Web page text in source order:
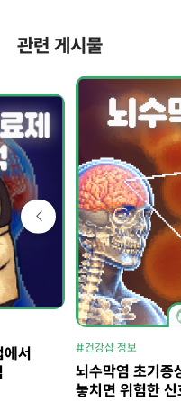
관련 게시물
서
#건강샵 정보
뇌수막염 초기증
놓치면 위험한 신